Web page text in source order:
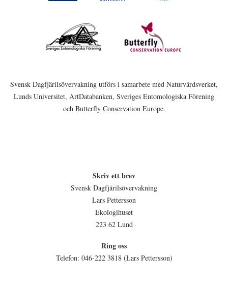
Svensk Dagfjärilsövervakning utförs i samarbete med Naturvårdsverket,
Lunds Universitet, ArtDatabanken, Sveriges Entomologiska Förening
och Butterfly Conservation Europe.
Skriv ett brev
Svensk Dagfjärilsövervakning
Lars Pettersson
Ekologihuset
223 62 Lund
Ring oss
Telefon: 046-222 3818 (Lars Pettersson)